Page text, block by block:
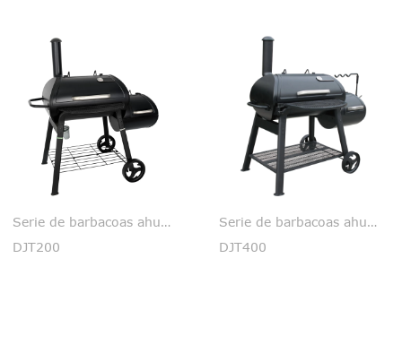
Serie de barbacoas ahumadoras
DJT200
Serie de barbacoas ahumadoras
DJT400